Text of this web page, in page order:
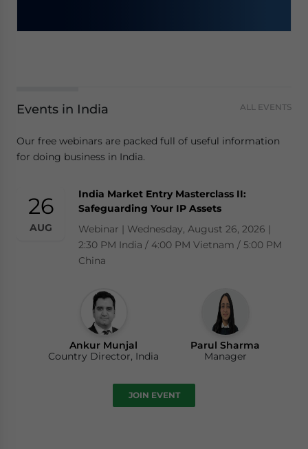
Events in India ALL EVENTS
Our free webinars are packed full of useful information
for doing business in India.
26
AUG
India Market Entry Masterclass II:
Safeguarding Your IP Assets
Webinar | Wednesday, August 26, 2026 |
2:30 PM India / 4:00 PM Vietnam / 5:00 PM
China
Ankur Munjal
Country Director, India
Parul Sharma
Manager
JOIN EVENT